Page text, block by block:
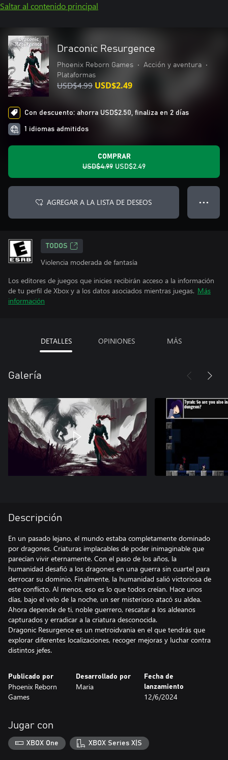
Saltar al contenido principal
Draconic Resurgence
Phoenix Reborn Games • Acción y aventura
•
Plataformas
USD$4.99 USD$2.49
Con descuento: ahorra USD$2.50, finaliza en 2 días
1 idiomas admitidos
COMPRAR
USD$4.99 USD$2.49
AGREGAR A LA LISTA DE DESEOS ● ● ●
TODOS
Violencia moderada de fantasía
Los editores de juegos que inicies recibirán acceso a la información
de tu perfil de Xbox y a los datos asociados mientras juegas. Más
información
DETALLES OPINIONES MÁS
Galería
Descripción
En un pasado lejano, el mundo estaba completamente dominado
por dragones. Criaturas implacables de poder inimaginable que
parecían vivir eternamente. Con el paso de los años, la
humanidad desafió a los dragones en una guerra sin cuartel para
derrocar su dominio. Finalmente, la humanidad salió victoriosa de
este conflicto. Al menos, eso es lo que todos creían. Hace unos
días, bajo el velo de la noche, un ser misterioso atacó su aldea.
Ahora depende de ti, noble guerrero, rescatar a los aldeanos
capturados y erradicar a la criatura desconocida.
Dragonic Resurgence es un metroidvania en el que tendrás que
explorar diferentes localizaciones, recoger mejoras y luchar contra
distintos jefes.
Publicado por
Phoenix Reborn
Games
Desarrollado por
Maria
Fecha de
lanzamiento
12/6/2024
Jugar con
XBOX One XBOX Series X|S